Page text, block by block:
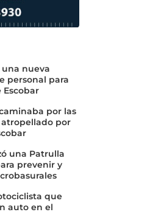
una nueva
personal para
por las
por
una Patrulla
prevenir y
que
auto en el